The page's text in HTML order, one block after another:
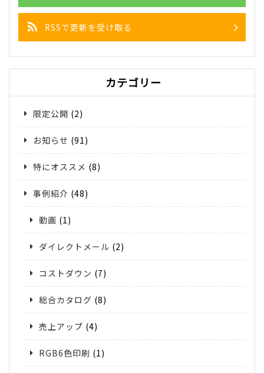
RSSで更新を受け取る
カテゴリー
限定公開 (2)
お知らせ (91)
特にオススメ (8)
事例紹介 (48)
動画 (1)
ダイレクトメール (2)
コストダウン (7)
総合カタログ (8)
売上アップ (4)
RGB6色印刷 (1)